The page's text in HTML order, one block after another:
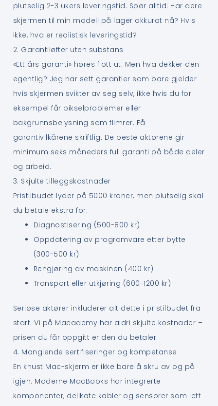
plutselig 2-3 ukers leveringstid. Spør alltid: Har dere
skjermen til min modell på lager akkurat nå? Hvis
ikke, hva er realistisk leveringstid?
2. Garantiløfter uten substans
«Ett års garanti» høres flott ut. Men hva dekker den
egentlig? Jeg har sett garantier som bare gjelder
hvis skjermen svikter av seg selv, ikke hvis du for
eksempel får pikselproblemer eller
bakgrunnsbelysning som flimrer. Få
garantivilkårene skriftlig. De beste aktørene gir
minimum seks måneders full garanti på både deler
og arbeid.
3. Skjulte tilleggskostnader
Pristilbudet lyder på 5000 kroner, men plutselig skal
du betale ekstra for:
Diagnostisering (500-800 kr)
Oppdatering av programvare etter bytte
(300-500 kr)
Rengjøring av maskinen (400 kr)
Transport eller utkjøring (600-1200 kr)
Seriøse aktører inkluderer alt dette i pristilbudet fra
start. Vi på Macademy har aldri skjulte kostnader –
prisen du får oppgitt er den du betaler.
4. Manglende sertifiseringer og kompetanse
En knust Mac-skjerm er ikke bare å skru av og på
igjen. Moderne MacBooks har integrerte
komponenter, delikate kabler og sensorer som lett